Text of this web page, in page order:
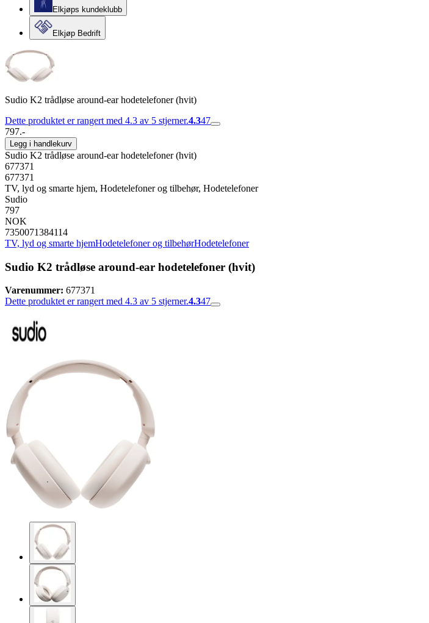
Elkjøps kundeklubb
Elkjøp Bedrift
Sudio K2 trådløse around-ear hodetelefoner (hvit)
Dette produktet er rangert med 4.3 av 5 stjerner.4.347
797.-
Legg i handlekurv
Sudio K2 trådløse around-ear hodetelefoner (hvit)
677371
677371
TV, lyd og smarte hjem, Hodetelefoner og tilbehør, Hodetelefoner
Sudio
797
NOK
7350071384114
TV, lyd og smarte hjemHodetelefoner og tilbehørHodetelefoner
Sudio K2 trådløse around-ear hodetelefoner (hvit)
Varenummer: 677371
Dette produktet er rangert med 4.3 av 5 stjerner.4.347